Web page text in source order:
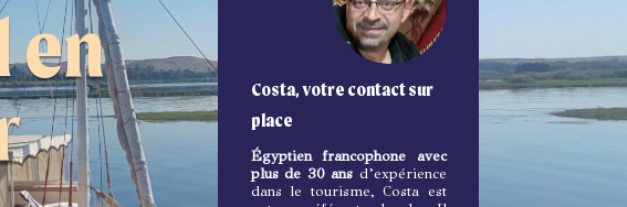
en
Costa, votre contact sur
place
Égyptien francophone avec
plus de 30 ans d’expérience
dans le tourisme, Costa est